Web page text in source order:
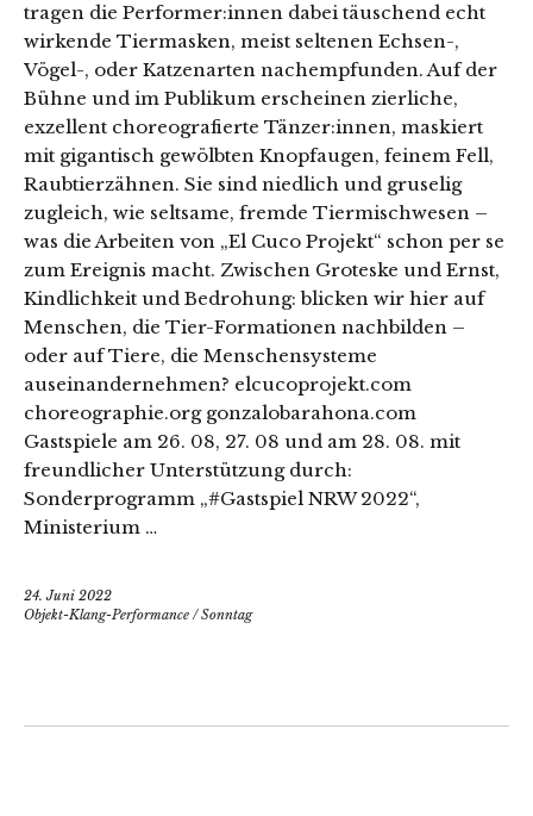
tragen die Performer:innen dabei täuschend echt
wirkende Tiermasken, meist seltenen Echsen-,
Vögel-, oder Katzenarten nachempfunden. Auf der
Bühne und im Publikum erscheinen zierliche,
exzellent choreografierte Tänzer:innen, maskiert
mit gigantisch gewölbten Knopfaugen, feinem Fell,
Raubtierzähnen. Sie sind niedlich und gruselig
zugleich, wie seltsame, fremde Tiermischwesen –
was die Arbeiten von „El Cuco Projekt“ schon per se
zum Ereignis macht. Zwischen Groteske und Ernst,
Kindlichkeit und Bedrohung: blicken wir hier auf
Menschen, die Tier-Formationen nachbilden –
oder auf Tiere, die Menschensysteme
auseinandernehmen? elcucoprojekt.com
choreographie.org gonzalobarahona.com
Gastspiele am 26. 08, 27. 08 und am 28. 08. mit
freundlicher Unterstützung durch:
Sonderprogramm „#Gastspiel NRW 2022“,
Ministerium …
24. Juni 2022
Objekt-Klang-Performance /Sonntag